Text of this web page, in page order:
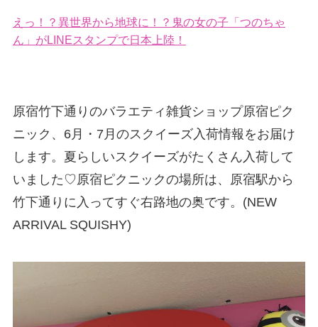
えっ！？異世界から地球に！？鬼の女の子「つのちゃ
ん」がLINEスタンプで日本上陸！
原宿竹下通りのバラエティ雑貨ショップ原宿ピク
ニック、6月・7月のスクイーズ入荷情報をお届け
します。夏らしいスクイーズがたくさん入荷して
いました♡原宿ピクニックの場所は、原宿駅から
竹下通りに入ってすぐ右路地の奥です。(NEW
ARRIVAL SQUISHY)